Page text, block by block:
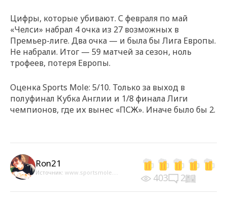
Цифры, которые убивают. С февраля по май
«Челси» набрал 4 очка из 27 возможных в
Премьер-лиге. Два очка — и была бы Лига Европы.
Не набрали. Итог — 59 матчей за сезон, ноль
трофеев, потеря Европы.
Оценка Sports Mole: 5/10. Только за выход в
полуфинал Кубка Англии и 1/8 финала Лиги
чемпионов, где их вынес «ПСЖ». Иначе было бы 2.
Ron21
Источник: www.sportsmole.... 403 2